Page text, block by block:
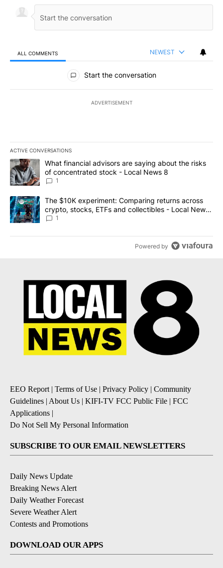
ALL COMMENTS NEWEST
All Comments
Start the conversation
ADVERTISEMENT
ACTIVE CONVERSATIONS
The following is a list of the most commented articles in the last
A trending article titled "What financial advisors are saying
What financial advisors are saying about the risks
of concentrated stock - Local News 8
1
A trending article titled "The $10K experiment: Comparing
The $10K experiment: Comparing returns across
crypto, stocks, ETFs and collectibles - Local News
8
1
Powered by
EEO Report | Terms of Use | Privacy Policy | Community
Guidelines | About Us | KIFI-TV FCC Public File | FCC
Applications |
Do Not Sell My Personal Information
SUBSCRIBE TO OUR EMAIL NEWSLETTERS
Daily News Update
Breaking News Alert
Daily Weather Forecast
Severe Weather Alert
Contests and Promotions
DOWNLOAD OUR APPS